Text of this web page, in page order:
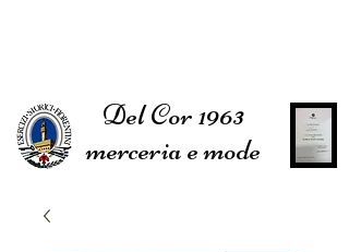
Del Cor 1963
merceria e mode